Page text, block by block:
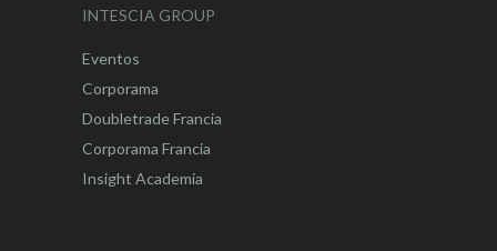
INTESCIA GROUP
Eventos
Corporama
Doubletrade Francia
Corporama Francia
Insight Academia